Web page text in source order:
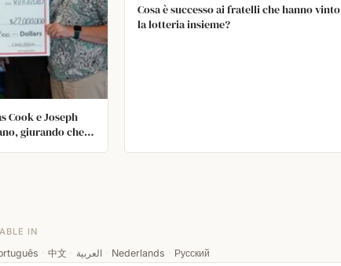
Cook e Joseph
giurando che
Cosa è successo ai fratelli che hanno vinto
la lotteria insieme?
IN
· 中文 · العربية · Nederlands · Русский